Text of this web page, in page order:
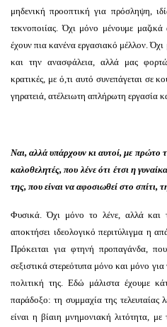
μηδενική προοπτική για πρόσληψη,
τεκνοποιίας. Όχι μόνο μένουμε
έχουν πια κανένα εργασιακό μέλλον.
και την ανασφάλεια, αλλά μας
κρατικές, με ό,τι αυτό συνεπάγεται σε
γηρατειά, ατέλειωτη απλήρωτη εργασία
Ναι, αλλά υπάρχουν κι αυτοί, με πρώτο
καλοθελητές, που λένε ότι έτσι η
της, που είναι να αφοσιωθεί στο σπίτι,
Φυσικά. Όχι μόνο το λένε, αλλά και
αποκτήσει ιδεολογικό περιτύλιγμα η
Πρόκειται για φτηνή προπαγάνδα,
σεξιστικά στερεότυπα μόνο και μόνο
πολιτική της. Εδώ μάλιστα έχουμε
παράδοξο: τη συμμαχία της τελευταίας
είναι η βίαιη μνημονιακή λιτότητα,